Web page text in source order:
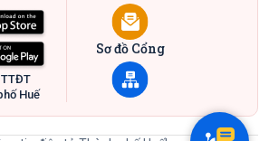
TTĐT
Huế
Sơ đồ Cổng